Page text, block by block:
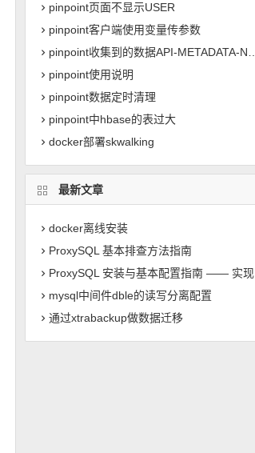
pinpoint页面不显示USER
pinpoint客户端使用变量传参数
pinpoint收集到的数据API-METADATA-NOT-FOUND
pinpoint使用说明
pinpoint数据定时清理
pinpoint中hbase的表过大
docker部署skwalking
最新文章
docker离线安装
ProxySQL 基本排查方法指南
ProxySQL 安装与基本配置指南 —— 实现 MySQL 读写分离
mysql中间件dble的读写分离配置
通过xtrabackup做数据迁移